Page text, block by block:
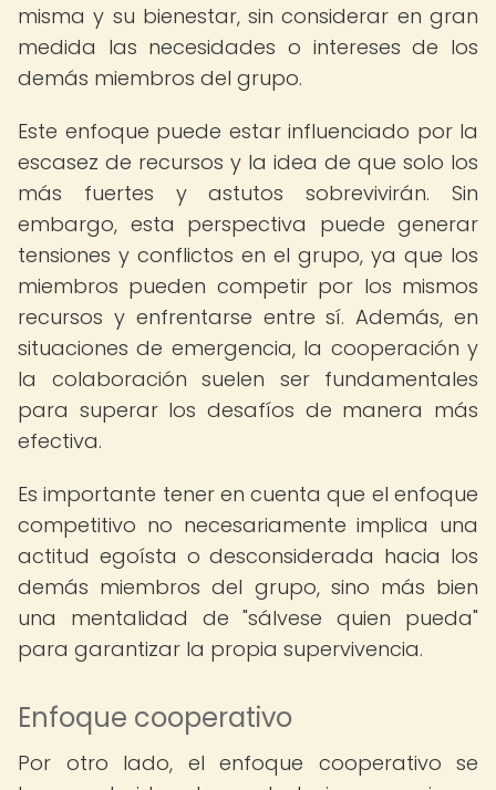
misma y su bienestar, sin considerar en gran
medida las necesidades o intereses de los
demás miembros del grupo.
Este enfoque puede estar influenciado por la
escasez de recursos y la idea de que solo los
más fuertes y astutos sobrevivirán. Sin
embargo, esta perspectiva puede generar
tensiones y conflictos en el grupo, ya que los
miembros pueden competir por los mismos
recursos y enfrentarse entre sí. Además, en
situaciones de emergencia, la cooperación y
la colaboración suelen ser fundamentales
para superar los desafíos de manera más
efectiva.
Es importante tener en cuenta que el enfoque
competitivo no necesariamente implica una
actitud egoísta o desconsiderada hacia los
demás miembros del grupo, sino más bien
una mentalidad de "sálvese quien pueda"
para garantizar la propia supervivencia.
Enfoque cooperativo
Por otro lado, el enfoque cooperativo se